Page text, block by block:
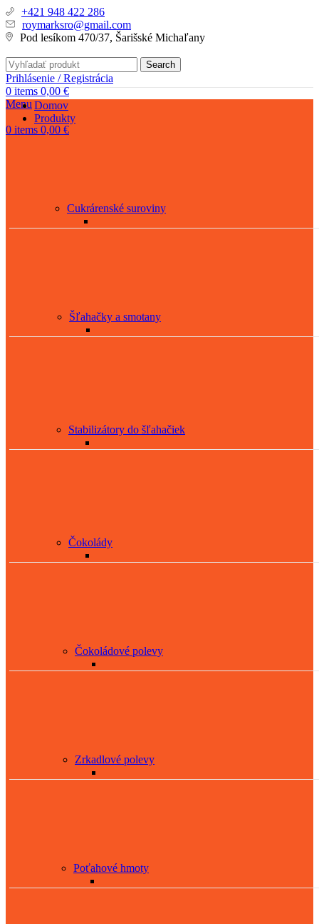
+421 948 422 286
roymarksro@gmail.com
Pod lesíkom 470/37, Šarišské Michaľany
Search
Prihlásenie / Registrácia
0 items 0,00 €
Menu
0 items 0,00 €
Domov
Produkty
Cukrárenské suroviny
Šľahačky a smotany
Stabilizátory do šľahačiek
Čokolády
Čokoládové polevy
Zrkadlové polevy
Poťahové hmoty